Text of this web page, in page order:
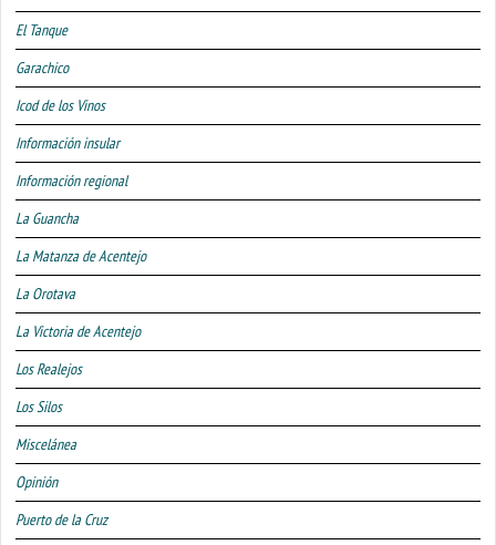
El Tanque
Garachico
Icod de los Vinos
Información insular
Información regional
La Guancha
La Matanza de Acentejo
La Orotava
La Victoria de Acentejo
Los Realejos
Los Silos
Miscelánea
Opinión
Puerto de la Cruz